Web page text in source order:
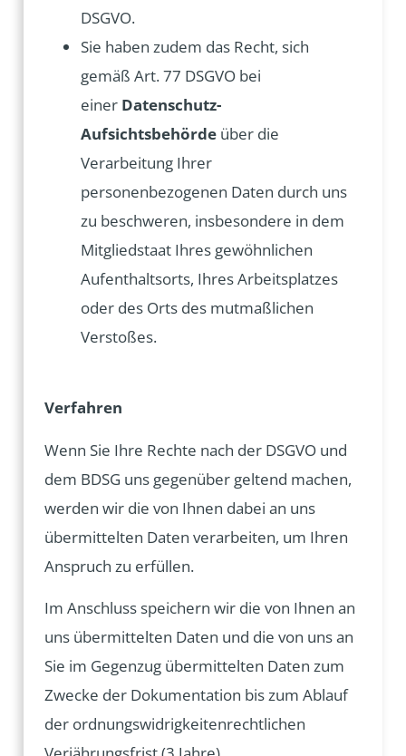
DSGVO.
Sie haben zudem das Recht, sich
gemäß Art. 77 DSGVO bei
einer Datenschutz-
Aufsichtsbehörde über die
Verarbeitung Ihrer
personenbezogenen Daten durch uns
zu beschweren, insbesondere in dem
Mitgliedstaat Ihres gewöhnlichen
Aufenthaltsorts, Ihres Arbeitsplatzes
oder des Orts des mutmaßlichen
Verstoßes.
Verfahren
Wenn Sie Ihre Rechte nach der DSGVO und
dem BDSG uns gegenüber geltend machen,
werden wir die von Ihnen dabei an uns
übermittelten Daten verarbeiten, um Ihren
Anspruch zu erfüllen.
Im Anschluss speichern wir die von Ihnen an
uns übermittelten Daten und die von uns an
Sie im Gegenzug übermittelten Daten zum
Zwecke der Dokumentation bis zum Ablauf
der ordnungswidrigkeitenrechtlichen